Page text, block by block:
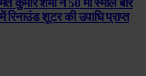
कुमार शर्मा ने 50 मी स्माल बोर
शूटर की उपाधि प्राप्त